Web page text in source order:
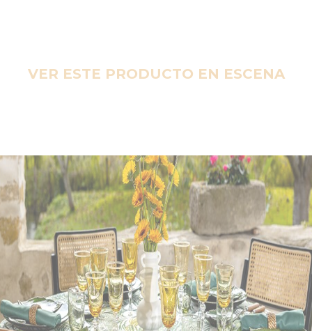
VER ESTE PRODUCTO EN ESCENA